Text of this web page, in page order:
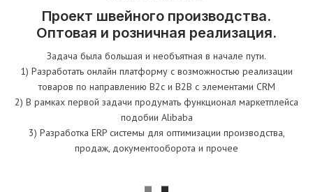
Проект швейного производства.
Оптовая и розничная реализация.
Задача была большая и необъятная в начале пути.
1) Разработать онлайн платформу с возможностью реализации
товаров по направлению B2c и B2B с элементами CRM
2) В рамках первой задачи продумать функционал маркетплейса
подобии Alibaba
3) Разработка ERP системы для оптимизации производства,
продаж, документооборота и прочее